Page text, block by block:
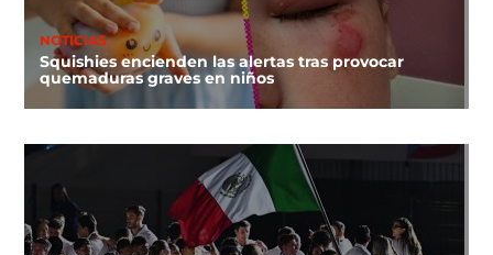
NOTICIAS
Squishies encienden las alertas tras provocar
quemaduras graves en niños